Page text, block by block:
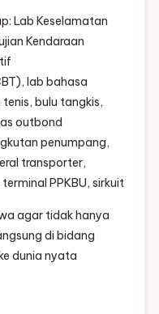
Lab Keselamatan
Kendaraan
lab bahasa
bulu tangkis,
outbond
penumpang,
transporter,
PPKBU, sirkuit
agar tidak hanya
di bidang
dunia nyata